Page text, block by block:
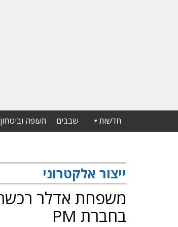
חדשות שבבים תעופה וביטחון
ייצור אלקטרוני
בחברת PM